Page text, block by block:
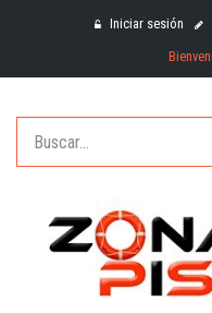
Iniciar sesión